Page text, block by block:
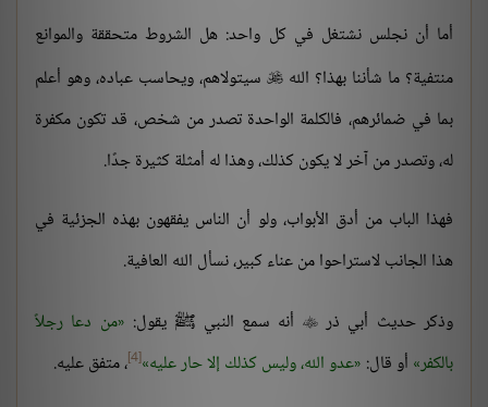
أما أن نجلس نشتغل في كل واحد: هل الشروط متحققة والموانع
منتفية؟ ما شأننا بهذا؟ الله  سيتولاهم، ويحاسب عباده، وهو أعلم
بما في ضمائرهم، فالكلمة الواحدة تصدر من شخص، قد تكون مكفرة
له، وتصدر من آخر لا يكون كذلك، وهذا له أمثلة كثيرة جدًا.
فهذا الباب من أدق الأبواب، ولو أن الناس يفقهون بهذه الجزئية في
هذا الجانب لاستراحوا من عناء كبير، نسأل الله العافية.
وذكر حديث أبي ذر أنه سمع النبي ﷺ يقول: من دعا رجلاً
بالكفر أو قال: عدو الله، وليس كذلك إلا حار عليه [4] ، متفق عليه.